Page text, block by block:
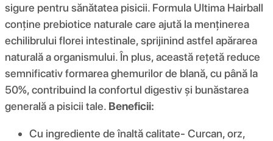
sigure pentru sănătatea pisicii. Formula Ultima Hairball
conține prebiotice naturale care ajută la menținerea
echilibrului florei intestinale, sprijinind astfel apărarea
naturală a organismului. În plus, această rețetă reduce
semnificativ formarea ghemurilor de blană, cu până la
50%, contribuind la confortul digestiv și bunăstarea
generală a pisicii tale. Beneficii:
Cu ingrediente de înaltă calitate- Curcan, orz,